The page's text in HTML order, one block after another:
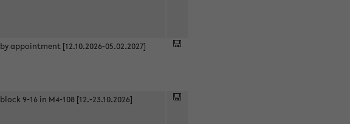
by appointment [12.10.2026-05.02.2027]
block 9-16 in M4-108 [12.-23.10.2026]